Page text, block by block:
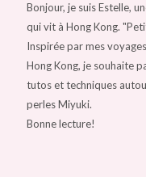
Bonjour, je suis Estelle,
qui vit à Hong Kong.
Inspirée par mes
Hong Kong, je souhaite
tutos et techniques
perles Miyuki.
Bonne lecture!